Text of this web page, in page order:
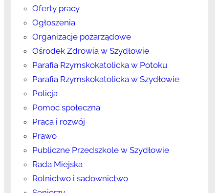
Oferty pracy
Ogłoszenia
Organizacje pozarządowe
Ośrodek Zdrowia w Szydłowie
Parafia Rzymskokatolicka w Potoku
Parafia Rzymskokatolicka w Szydłowie
Policja
Pomoc społeczna
Praca i rozwój
Prawo
Publiczne Przedszkole w Szydłowie
Rada Miejska
Rolnictwo i sadownictwo